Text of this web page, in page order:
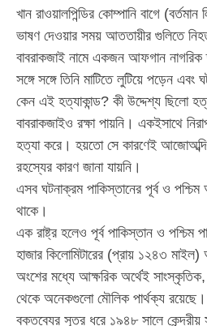
খান রাওয়ালপিন্ডির কোম্পানি বাগে
ভাষণ দেওয়ার সময় আততায়ীর গুলিতে
বাবরাকজাই নামে একজন আফগান নাগরিক
সঙ্গে সঙ্গে তিনি মাটিতে লুটিয়ে পড়েন
কেন এই হত্যাকান্ড? কী উদ্দেশ্য ছিলো
বাবরাকজাইও রক্ষা পায়নি। একইসাথে
হত্যা করে। হয়তো সে কারণেই
রহস্যের কারণ জানা যায়নি।
এসব ঘটনাক্রম পাকিস্তানের পূর্ব ও
থাকে।
এক রাষ্ট্র হলেও পূর্ব পাকিস্তান ও পশ্চিম
হাজার কিলোমিটারের (প্রায় ১২৪৩
অংশের মধ্যে আক্ষরিক অর্থেই
থেকে অনেকগুলো মৌলিক পার্থক্য
বক্তব্যের সূত্র ধরে ১৯৪৮ সালে কেন্দ্রীয়